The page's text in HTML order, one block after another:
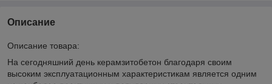
Описание
Описание товара:
На сегодняшний день керамзитобетон благодаря своим
высоким эксплуатационным характеристикам является одним